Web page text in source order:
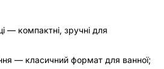
— компактні, зручні для
— класичний формат для ванної;